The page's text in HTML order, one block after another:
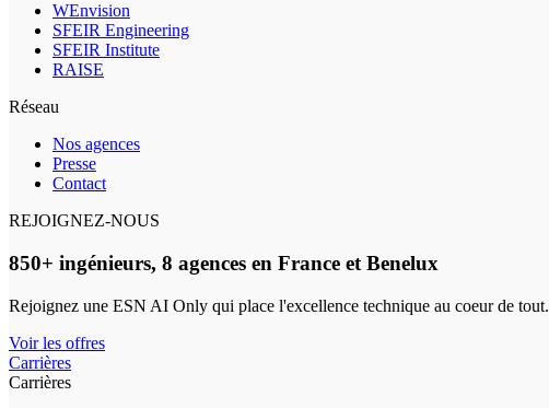
WEnvision
SFEIR Engineering
SFEIR Institute
RAISE
Réseau
Nos agences
Presse
Contact
REJOIGNEZ-NOUS
850+ ingénieurs, 8 agences en France et Benelux
Rejoignez une ESN AI Only qui place l'excellence technique au coeur de tout.
Voir les offres
Carrières
Carrières